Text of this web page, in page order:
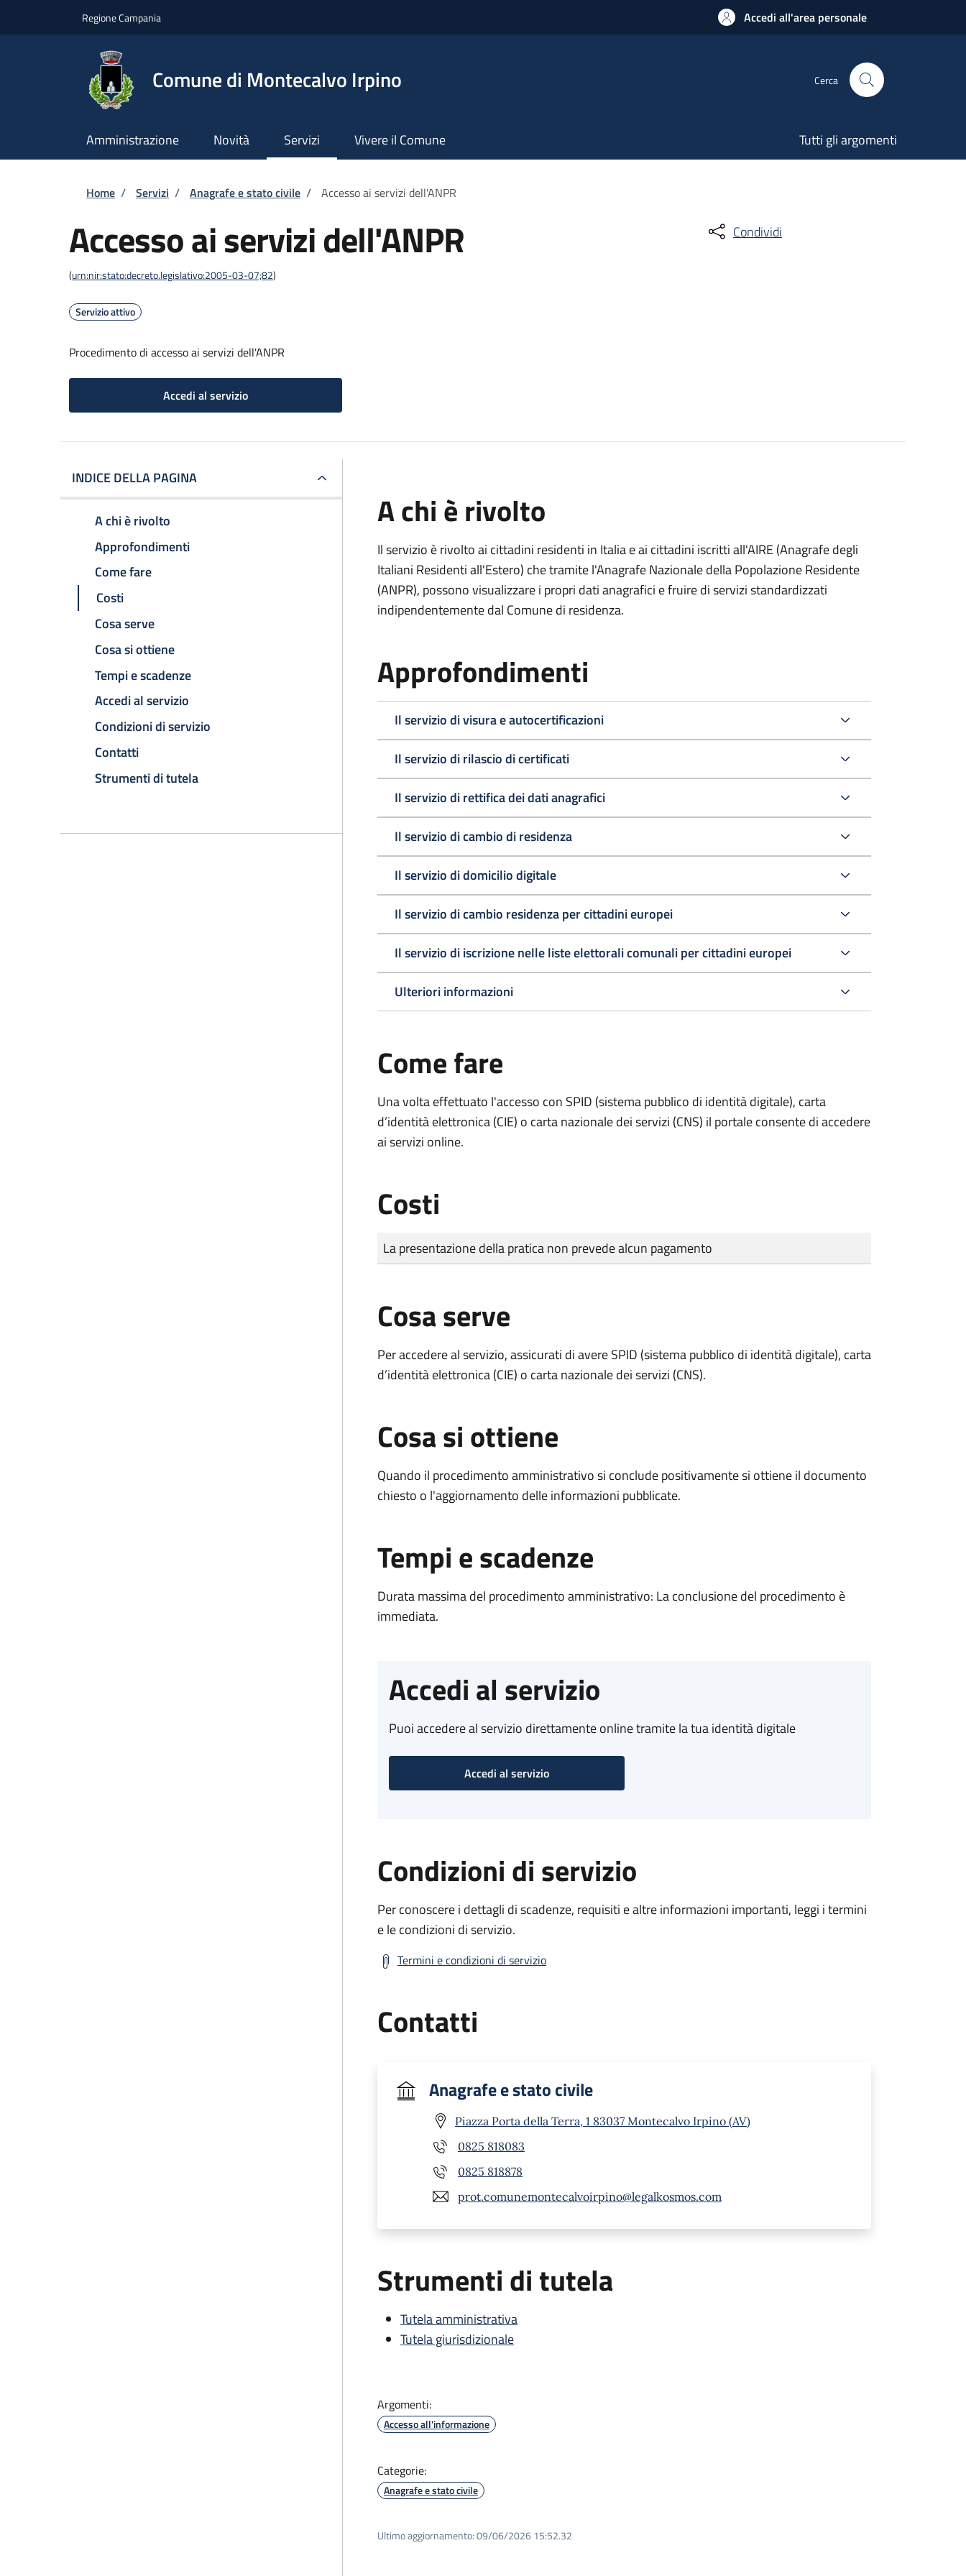
Regione Campania Accedi all'area personale
Comune di Montecalvo Irpino Cerca
Amministrazione Novità Servizi Vivere il Comune Tutti gli argomenti
Briciole di pane
Home / Servizi / Anagrafe e stato civile / Accesso ai servizi dell'ANPR
Accesso ai servizi dell'ANPR
(urn:nir:stato:decreto.legislativo:2005-03-07;82)
Servizio attivo
Procedimento di accesso ai servizi dell'ANPR
Accedi al servizio
Condividi
INDICE DELLA PAGINA
A chi è rivolto
Approfondimenti
Come fare
Costi
Cosa serve
Cosa si ottiene
Tempi e scadenze
Accedi al servizio
Condizioni di servizio
Contatti
Strumenti di tutela
A chi è rivolto
Il servizio è rivolto ai cittadini residenti in Italia e ai cittadini iscritti all'AIRE (Anagrafe degli
Italiani Residenti all'Estero) che tramite l'Anagrafe Nazionale della Popolazione Residente
(ANPR), possono visualizzare i propri dati anagrafici e fruire di servizi standardizzati
indipendentemente dal Comune di residenza.
Approfondimenti
Il servizio di visura e autocertificazioni
Il servizio di rilascio di certificati
Il servizio di rettifica dei dati anagrafici
Il servizio di cambio di residenza
Il servizio di domicilio digitale
Il servizio di cambio residenza per cittadini europei
Il servizio di iscrizione nelle liste elettorali comunali per cittadini europei
Ulteriori informazioni
Come fare
Una volta effettuato l'accesso con SPID (sistema pubblico di identità digitale), carta
d’identità elettronica (CIE) o carta nazionale dei servizi (CNS) il portale consente di accedere
ai servizi online.
Costi
Tipo di pagamento
Importo
La presentazione della pratica non prevede alcun pagamento
Cosa serve
Per accedere al servizio, assicurati di avere SPID (sistema pubblico di identità digitale), carta
d’identità elettronica (CIE) o carta nazionale dei servizi (CNS).
Cosa si ottiene
Quando il procedimento amministrativo si conclude positivamente si ottiene il documento
chiesto o l'aggiornamento delle informazioni pubblicate.
Tempi e scadenze
Durata massima del procedimento amministrativo: La conclusione del procedimento è
immediata.
Accedi al servizio
Puoi accedere al servizio direttamente online tramite la tua identità digitale
Accedi al servizio
Condizioni di servizio
Per conoscere i dettagli di scadenze, requisiti e altre informazioni importanti, leggi i termini
e le condizioni di servizio.
Termini e condizioni di servizio
Contatti
Anagrafe e stato civile
Piazza Porta della Terra, 1 83037 Montecalvo Irpino (AV)
0825 818083
0825 818878
prot.comunemontecalvoirpino@legalkosmos.com
Strumenti di tutela
Tutela amministrativa
Tutela giurisdizionale
Argomenti:
Accesso all'informazione
Categorie:
Anagrafe e stato civile
Ultimo aggiornamento:09/06/2026 15:52.32